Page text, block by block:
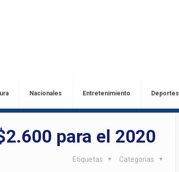
Nacionales Entretenimiento Deportes
para el 2020
Categorias
Etiquetas